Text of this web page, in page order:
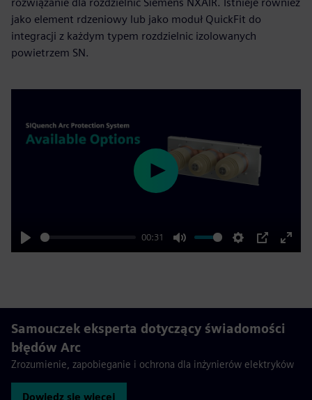
jako element rdzeniowy lub jako moduł QuickFit do
integracji z każdym typem rozdzielnic izolowanych
powietrzem SN.
Play
00:31
Mute Settings
PIP
Enter
Play
Samouczek eksperta dotyczący świadomości
błędów Arc
Zrozumienie, zapobieganie i ochrona dla inżynierów elektryków
Dowiedz się więcej